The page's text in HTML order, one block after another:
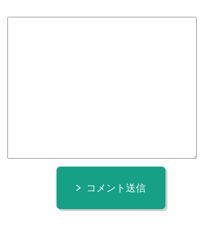
コメント送信